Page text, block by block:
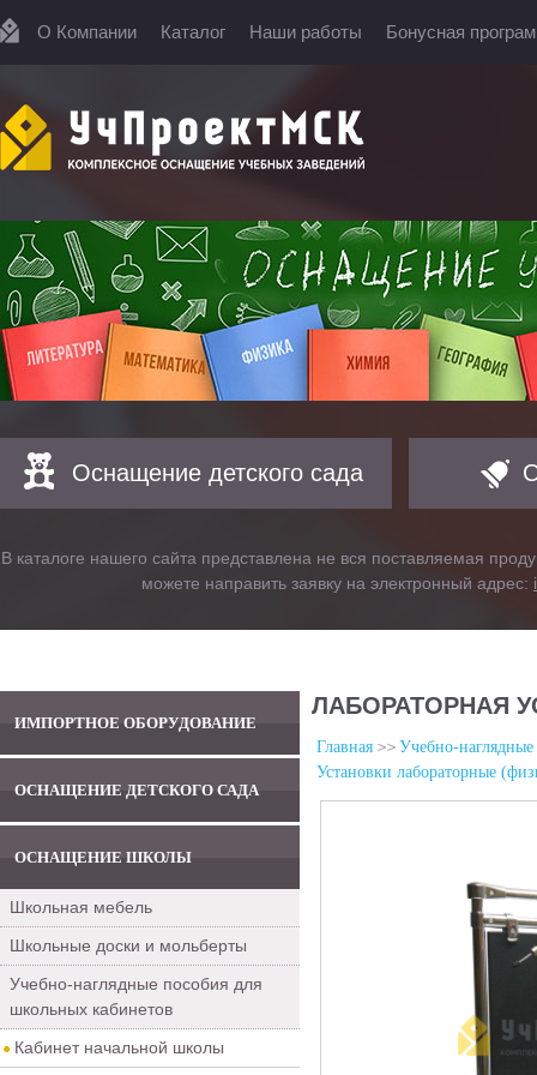
О Компании Каталог Наши работы Бонусная
Оснащение детского сада
В каталоге нашего сайта представлена не вся поставляемая
можете направить заявку на электронный адрес:
ИМПОРТНОЕ ОБОРУДОВАНИЕ
ОСНАЩЕНИЕ ДЕТСКОГО САДА
ОСНАЩЕНИЕ ШКОЛЫ
Школьная мебель
Школьные доски и мольберты
Учебно-наглядные пособия для
школьных кабинетов
Кабинет начальной школы
ЛАБОРАТОРНАЯ
Главная
Учебно-
Установки лабораторные